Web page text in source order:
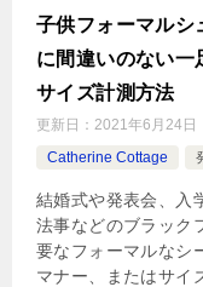
子供フォーマルシ
に間違いのない一
サイズ計測方法
更新日： 2021年6月24日
Catherine Cottage
結婚式や発表会、入
法事などのブラック
要なフォーマルなシ
マナー、またはサイ